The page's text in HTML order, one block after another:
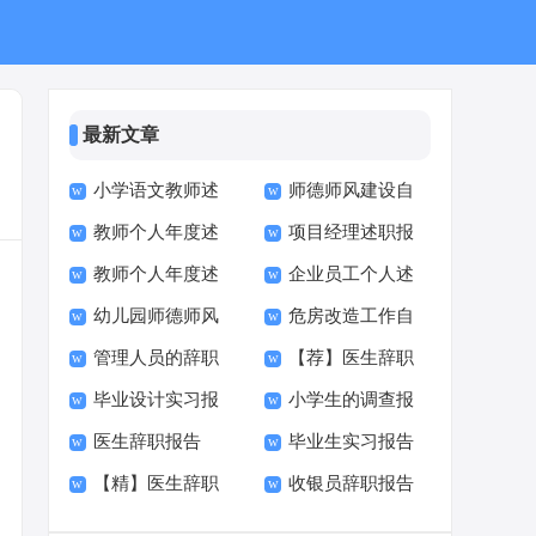
最新文章
小学语文教师述
职报告集锦15篇
师德师风建设自
检自查报告
教师个人年度述
职报告集锦15篇
项目经理述职报
告精选15篇
教师个人年度述
职报告(精选15篇)
企业员工个人述
职报告精选15篇
幼儿园师德师风
自查报告15篇
危房改造工作自
查报告
管理人员的辞职
报告(15篇)
【荐】医生辞职
报告
毕业设计实习报
告(精选15篇)
小学生的调查报
告(15篇)
医生辞职报告
【热门】
毕业生实习报告
(15篇)
【精】医生辞职 收银员辞职报告